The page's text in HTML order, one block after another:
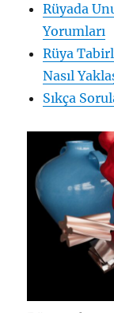
Rüyada
Yorumları
Rüya
Nasıl
Sıkça